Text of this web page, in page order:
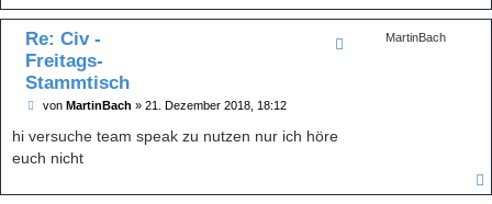
MartinBach
Re: Civ -
Freitags-
Stammtisch
B
i
r
von MartinBach » 21. Dezember 2018, 18:12
hi versuche team speak zu nutzen nur ich höre
euch nicht